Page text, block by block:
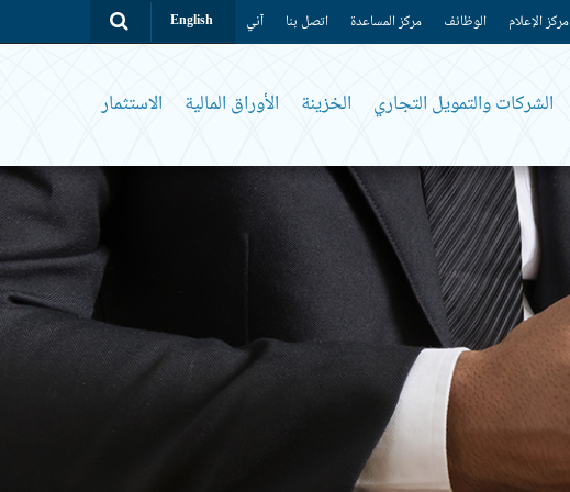
مركز الإعلام الوظائف مركز المساعدة اتصل بنا آني English
الشركات والتمويل التجاري الخزينة الأوراق المالية الاستثمار